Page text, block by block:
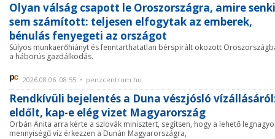
Olyan válság csapott le Oroszországra, amire senki
sem számított: teljesen elfogytak az emberek,
bénulás fenyegeti az országot
Súlyos munkaerőhiányt és fenntarthatatlan bérspirált okozott
a háborús gazdálkodás.
2026.08.06. 08:55 • penzcentrum.hu
Rendkívüli bejelentés a Duna vészjósló
eldőlt, kap-e elég vizet Magyarország
Orbán Anita arra kérte a szlovák minisztert, segítsen, hogy a lehető
mennyiségű víz érkezzen a Dunán Magyarországra,